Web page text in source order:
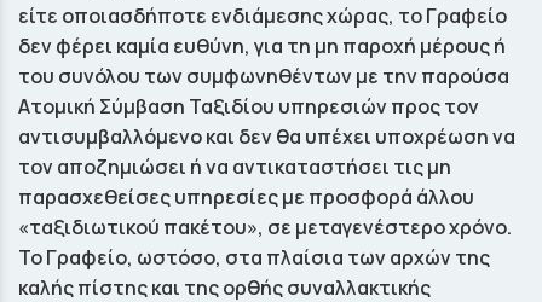
είτε οποιασδήποτε ενδιάμεσης χώρας, το Γραφείο
δεν φέρει καμία ευθύνη, για τη μη παροχή μέρους ή
του συνόλου των συμφωνηθέντων με την παρούσα
Ατομική Σύμβαση Ταξιδίου υπηρεσιών προς τον
αντισυμβαλλόμενο και δεν θα υπέχει υποχρέωση να
τον αποζημιώσει ή να αντικαταστήσει τις μη
παρασχεθείσες υπηρεσίες με προσφορά άλλου
«ταξιδιωτικού πακέτου», σε μεταγενέστερο χρόνο.
Το Γραφείο, ωστόσο, στα πλαίσια των αρχών της
καλής πίστης και της ορθής συναλλακτικής